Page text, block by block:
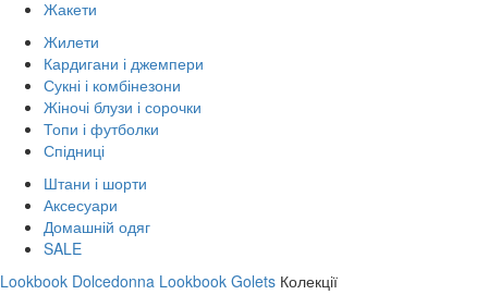
Жакети
Жилети
Кардигани і джемпери
Сукні і комбінезони
Жіночі блузи і сорочки
Топи і футболки
Спідниці
Штани і шорти
Аксесуари
Домашній одяг
SALE
Lookbook Dolcedonna Lookbook Golets Колекції